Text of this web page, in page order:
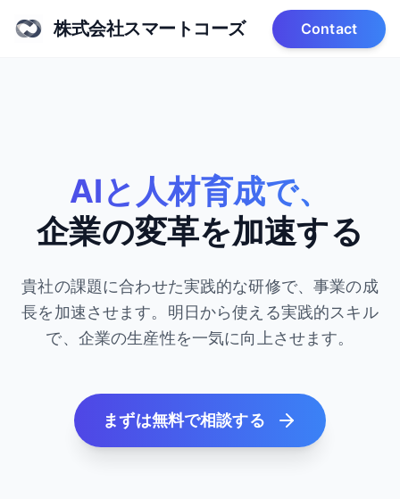
株式会社スマートコーズ Contact
AIと人材育成で、
企業の変革を加速する
貴社の課題に合わせた実践的な研修で、事業の成
長を加速させます。 明日から使える実践的スキル
で、企業の生産性を一気に向上させます。
まずは無料で相談する